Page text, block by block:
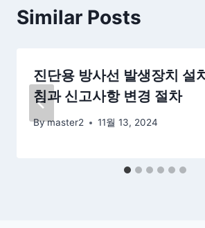
Similar Posts
진단용 방사선 발생장치 설
침과 신고사항 변경 절차
Bymaster2 11월 13, 2024